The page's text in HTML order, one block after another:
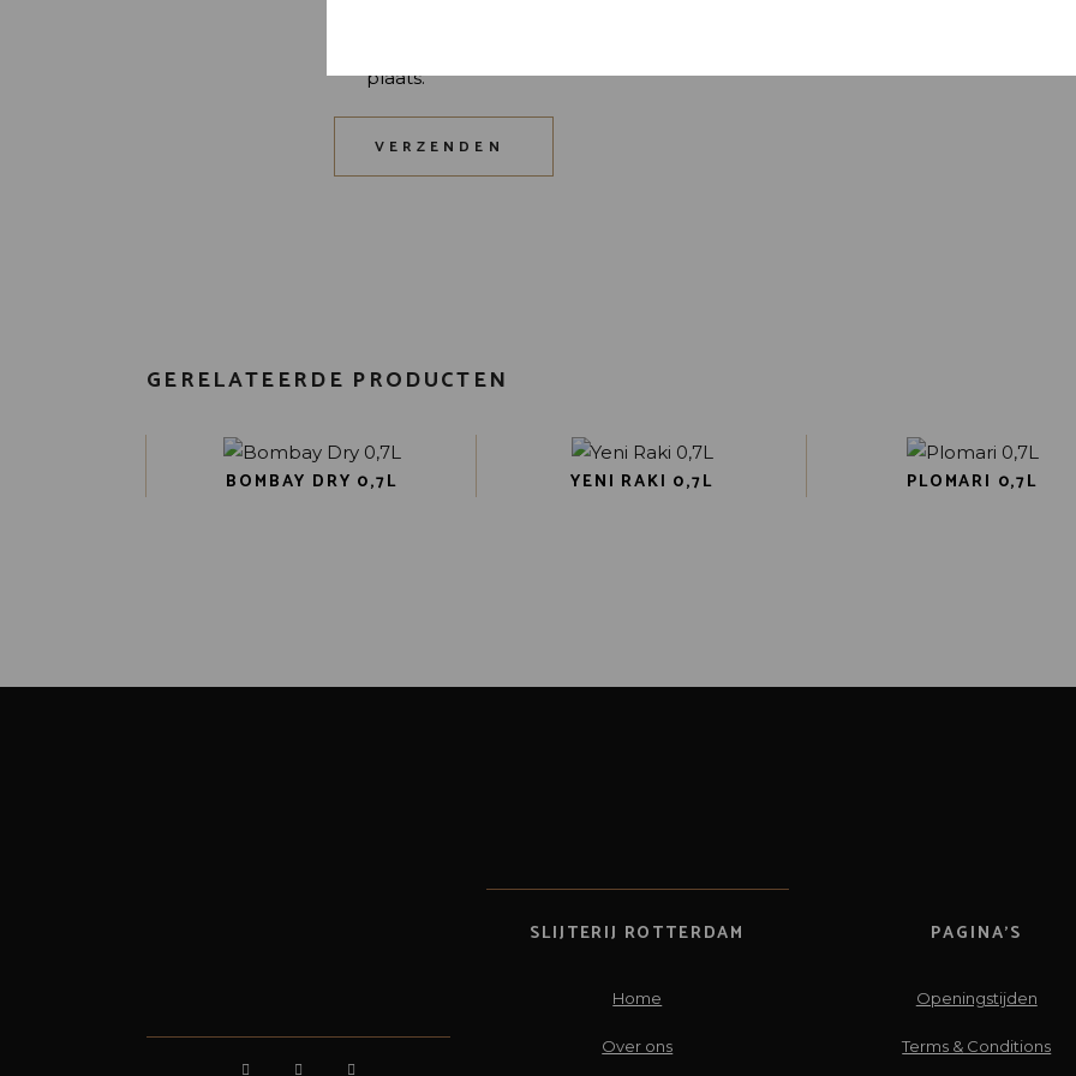
plaats.
VERZENDEN
GERELATEERDE PRODUCTEN
BOMBAY DRY 0,7L YENI RAKI 0,7L PLOMARI 0,7L
SLIJTERIJ ROTTERDAM
Home
Over ons
PAGINA’S
Openingstijden
Terms & Conditions